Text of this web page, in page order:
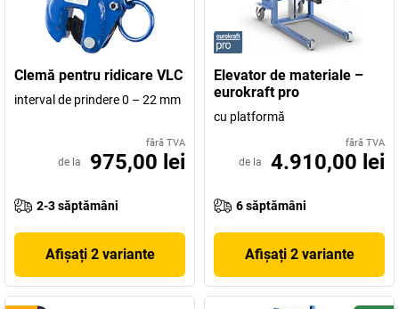
Clemă pentru ridicare VLC
interval de prindere 0 – 22 mm
fără TVA
de la 975,00 lei
2-3 săptămâni
Afișați 2 variante
Elevator de materiale –
eurokraft pro
cu platformă
fără TVA
de la 4.910,00 lei
6 săptămâni
Afișați 2 variante